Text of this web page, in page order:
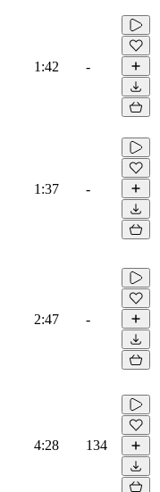
1:42 -
1:37 -
2:47 -
4:28 134